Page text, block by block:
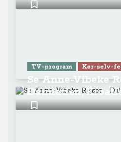
TV-program Kør-selv-
Se Anne-Vibeke
Dalmatien,